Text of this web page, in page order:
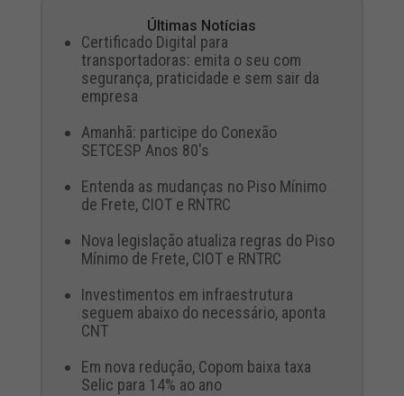
Últimas Notícias
Certificado Digital para
transportadoras: emita o seu com
segurança, praticidade e sem sair da
empresa
Amanhã: participe do Conexão
SETCESP Anos 80's
Entenda as mudanças no Piso Mínimo
de Frete, CIOT e RNTRC
Nova legislação atualiza regras do Piso
Mínimo de Frete, CIOT e RNTRC
Investimentos em infraestrutura
seguem abaixo do necessário, aponta
CNT
Em nova redução, Copom baixa taxa
Selic para 14% ao ano